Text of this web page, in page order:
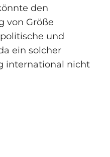
den
von Größe
und
ein solcher
international nicht